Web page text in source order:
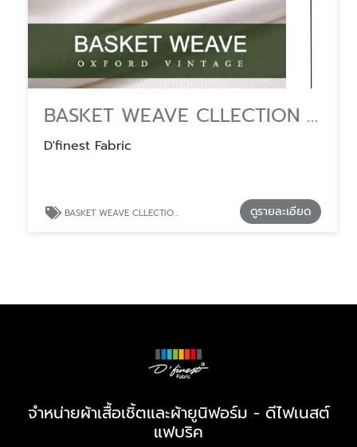
BASKET WEAVE CLLECTION จำหน่ายผ้าคอตตอนและโพลีเอสเตอร์ ตัดเสื้อเชิ้ต
D'finest Fabric
BASKET WEAVE CLLECTION จำหน่ายผ้าคอตตอนและโพลีเอสเตอร์ ตัดเสื้อเชิ้ต ดูรายละเอียด
จำหน่ายผ้าเสื้อเชิ้ตและผ้ายูนิฟอร์ม - ดีไฟเนสต์
แฟบริค